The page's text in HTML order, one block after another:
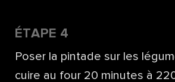
ÉTAPE 4
Poser la pintade sur les
cuire au four 20 minutes à